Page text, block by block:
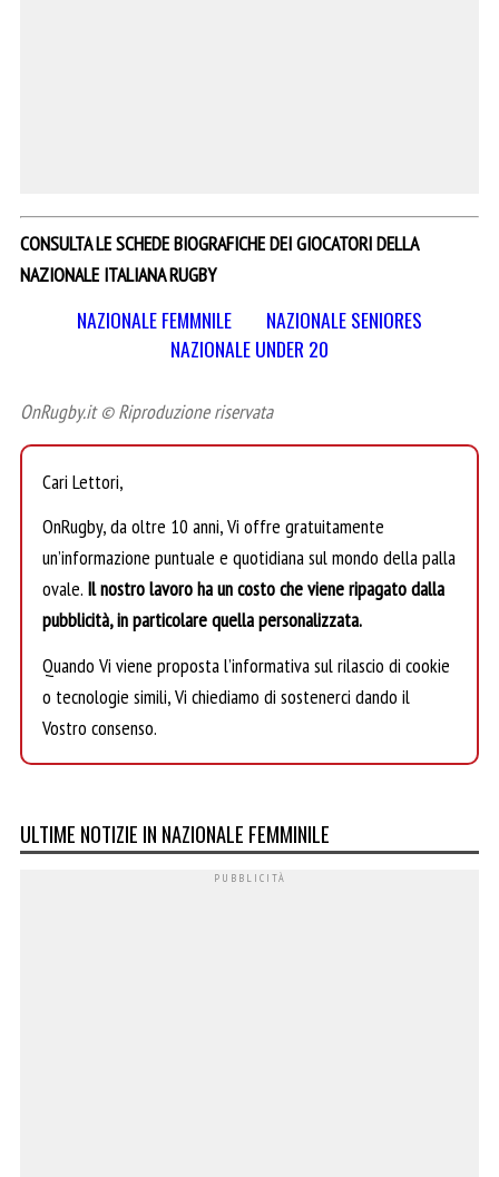
CONSULTA LE SCHEDE BIOGRAFICHE DEI GIOCATORI DELLA
NAZIONALE ITALIANA RUGBY
NAZIONALE FEMMNILE
NAZIONALE SENIORES
NAZIONALE UNDER 20
OnRugby.it © Riproduzione riservata
Cari Lettori,
OnRugby, da oltre 10 anni, Vi offre gratuitamente
un’informazione puntuale e quotidiana sul mondo della palla
ovale. Il nostro lavoro ha un costo che viene ripagato dalla
pubblicità, in particolare quella personalizzata.
Quando Vi viene proposta l’informativa sul rilascio di cookie
o tecnologie simili, Vi chiediamo di sostenerci dando il
Vostro consenso.
ULTIME NOTIZIE IN NAZIONALE FEMMINILE